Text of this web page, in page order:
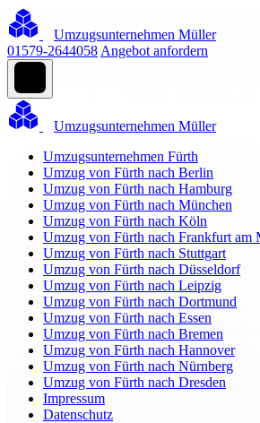
Umzugsunternehmen Müller
01579-2644058 Angebot anfordern
Umzugsunternehmen Müller
Umzugsunternehmen Fürth
Umzug von Fürth nach Berlin
Umzug von Fürth nach Hamburg
Umzug von Fürth nach München
Umzug von Fürth nach Köln
Umzug von Fürth nach Frankfurt am
Umzug von Fürth nach Stuttgart
Umzug von Fürth nach Düsseldorf
Umzug von Fürth nach Leipzig
Umzug von Fürth nach Dortmund
Umzug von Fürth nach Essen
Umzug von Fürth nach Bremen
Umzug von Fürth nach Hannover
Umzug von Fürth nach Nürnberg
Umzug von Fürth nach Dresden
Impressum
Datenschutz